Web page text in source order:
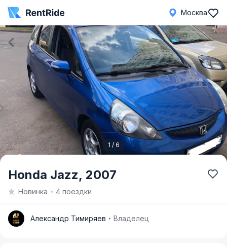
Москва
Item
1 / 6
Honda Jazz, 2007
Новинка 4 поездки
А Александр Тимиряев Владелец